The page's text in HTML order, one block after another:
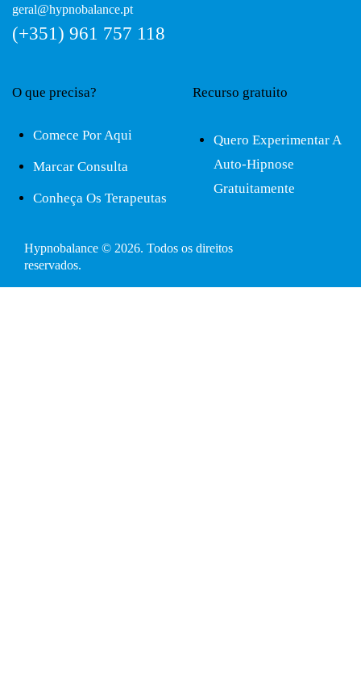
geral@hypnobalance.pt
(+351) 961 757 118
O que precisa?
Comece Por Aqui
Marcar Consulta
Conheça Os Terapeutas
Recurso gratuito
Quero Experimentar A
Auto-Hipnose
Gratuitamente
Hypnobalance © 2026. Todos os direitos
reservados.